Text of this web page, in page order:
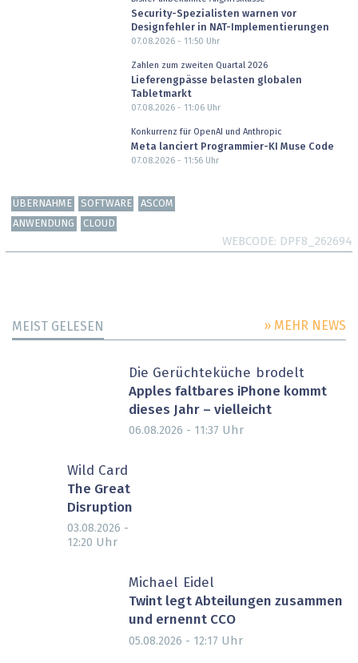
Security-Spezialisten warnen vor
Designfehler in NAT-Implementierungen
07.08.2026 - 11:50 Uhr
Zahlen zum zweiten Quartal 2026
Lieferengpässe belasten globalen
Tabletmarkt
07.08.2026 - 11:06Uhr
Konkurrenz für OpenAI und Anthropic
Meta lanciert Programmier-KI Muse Code
07.08.2026 - 11:56Uhr
ÜBERNAHME SOFTWARE
ASCOM
ANWENDUNG
CLOUD
WEBCODE DPF8_262694
MEIST GELESEN » MEHR NEWS
Die Gerüchteküche brodelt
Apples faltbares iPhone kommt
dieses Jahr – vielleicht
06.08.2026 - 11:37 Uhr
Wild Card
The Great
Disruption
03.08.2026 -
12:20 Uhr
Michael Eidel
Twint legt Abteilungen zusammen
und ernennt CCO
05.08.2026 - 12:17 Uhr